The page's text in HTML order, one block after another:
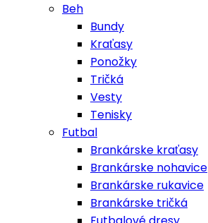
Beh
Bundy
Kraťasy
Ponožky
Tričká
Vesty
Tenisky
Futbal
Brankárske kraťasy
Brankárske nohavice
Brankárske rukavice
Brankárske tričká